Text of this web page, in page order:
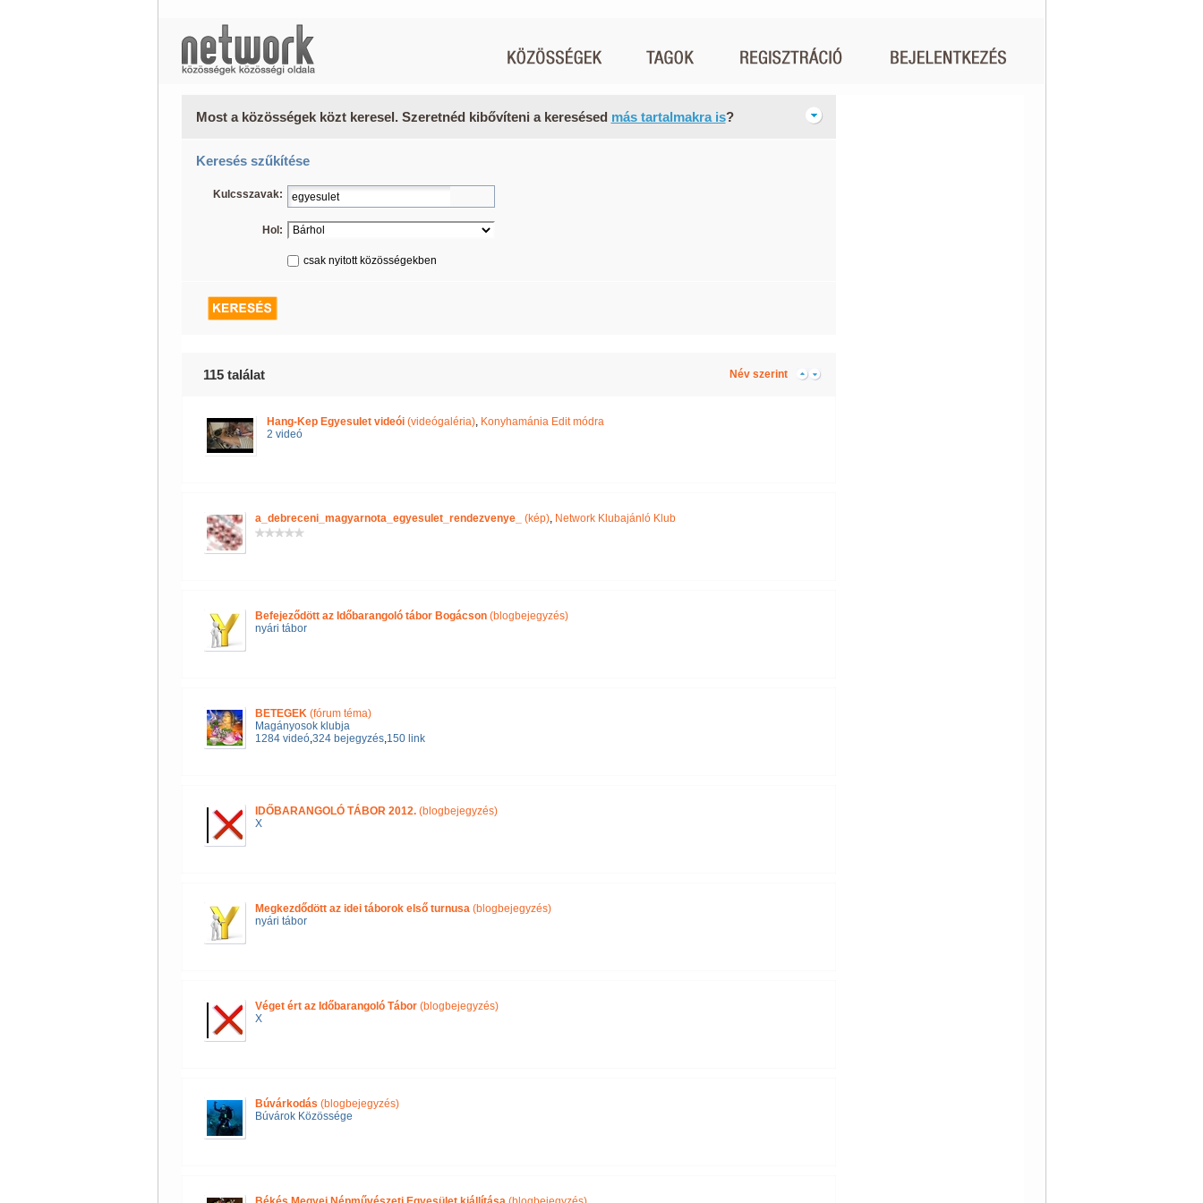
Most a közösségek közt keresel. Szeretnéd kibővíteni a keresésed más tartalmakra is?
Keresés szűkítése
Kulcsszavak:
Hol:
csak nyitott közösségekben
115 találat Név szerint
Hang-Kep Egyesulet videói(videógaléria), Konyhamánia Edit módra
2 videó
a_debreceni_magyarnota_egyesulet_rendezvenye_ (kép), Network Klubajánló Klub
Befejeződött az Időbarangoló tábor Bogácson(blogbejegyzés)
nyári tábor
BETEGEK(fórum téma)
Magányosok klubja
1284 videó,324 bejegyzés,150 link
IDŐBARANGOLÓ TÁBOR 2012.(blogbejegyzés)
X
Megkezdődött az idei táborok első turnusa(blogbejegyzés)
nyári tábor
Véget ért az Időbarangoló Tábor(blogbejegyzés)
X
Búvárkodás (blogbejegyzés)
Búvárok Közössége